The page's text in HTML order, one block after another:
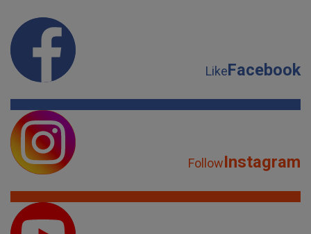
LikeFacebook
FollowInstagram